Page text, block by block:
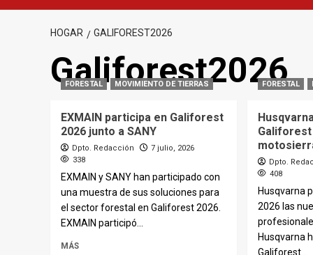
HOGAR GALIFOREST2026
Galiforest2026
FORESTAL MOVIMIENTO DE TIERRAS
EXMAIN participa en Galiforest
2026 junto a SANY
Dpto. Redacción
7 julio, 2026
338
EXMAIN y SANY han participado con
una muestra de sus soluciones para
el sector forestal en Galiforest 2026.
EXMAIN participó...
MÁS
FORESTAL
Galiforest
Dpto.
408
Husqvarna
2026 las
Husqvarna
Galiforest...